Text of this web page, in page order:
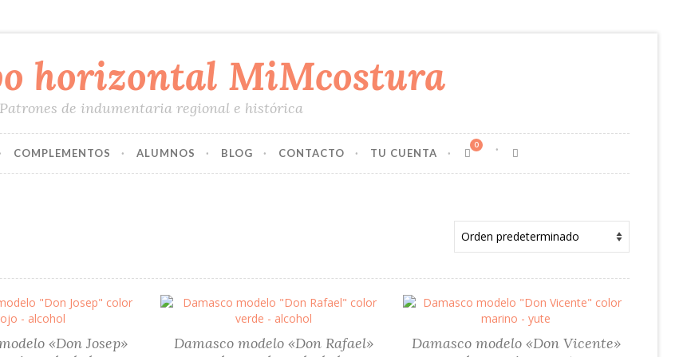
Patrones de indumentaria regional e histórica
COMPLEMENTOS ALUMNOS BLOG CONTACTO TU CUENTA
0
«Don Josep»
Damasco modelo «Don Rafael»
Damasco modelo «Don Vicente»